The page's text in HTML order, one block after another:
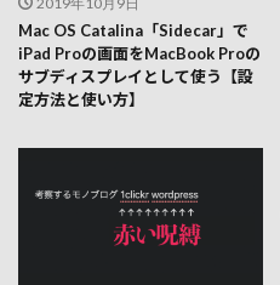
Mac OS Catalina「Sidecar」で
iPad Proの画面をMacBook Proの
サブディスプレイとして使う【設
定方法と使い方】